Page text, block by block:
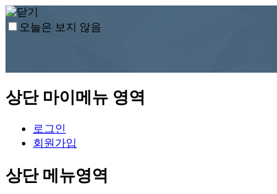
오늘은 보지 않음
상단 마이메뉴 영역
로그인
회원가입
상단 메뉴영역